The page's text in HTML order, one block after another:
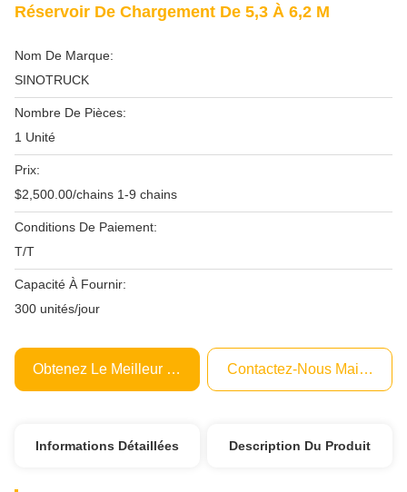
Réservoir De Chargement De 5,3 À 6,2 M
Nom De Marque:
SINOTRUCK
Nombre De Pièces:
1 Unité
Prix:
$2,500.00/chains 1-9 chains
Conditions De Paiement:
T/T
Capacité À Fournir:
300 unités/jour
Obtenez Le Meilleur Prix Contactez-Nous Maintenant
Informations Détaillées Description Du Produit